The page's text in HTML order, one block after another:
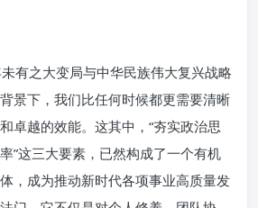
有之大变局与中华民族伟大复兴战略
景下，我们比任何时候都更需要清晰
卓越的效能。这其中，“夯实政治思
”这三大要素，已然构成了一个有机
，成为推动新时代各项事业高质量发